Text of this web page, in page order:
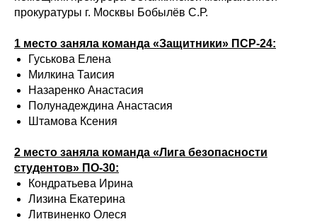
прокуратуры г. Москвы Бобылёв С.Р.
1 место заняла команда «Защитники» ПСР-24:
Гуськова Елена
Милкина Таисия
Назаренко Анастасия
Полунадеждина Анастасия
Штамова Ксения
2 место заняла команда «Лига безопасности
студентов» ПО-30:
Кондратьева Ирина
Лизина Екатерина
Литвиненко Олеся